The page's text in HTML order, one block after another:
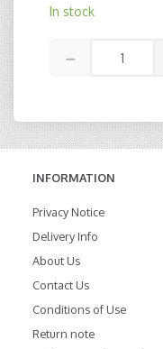
In stock
INFORMATION
Privacy Notice
Delivery Info
About Us
Contact Us
Conditions of Use
Return note